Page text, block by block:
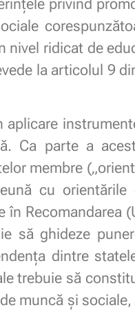
privind
nivel ridicat de
la articolul 9
Ca parte a
membre
cu orientările
Recomandarea
să ghideze
dintre
trebuie să
muncă și